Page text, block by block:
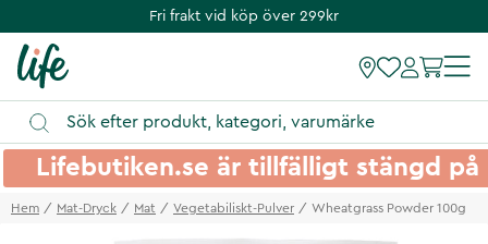
Fri frakt vid köp över 299kr
Lifebutiken.se är tillfälligt stängd
Hem Mat-Dryck Mat Vegetabiliskt-Pulver Wheatgrass Powder 100g